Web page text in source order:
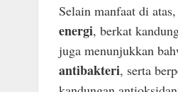
Selain manfaat di
energi, berkat
juga menunjukkan
antibakteri, serta